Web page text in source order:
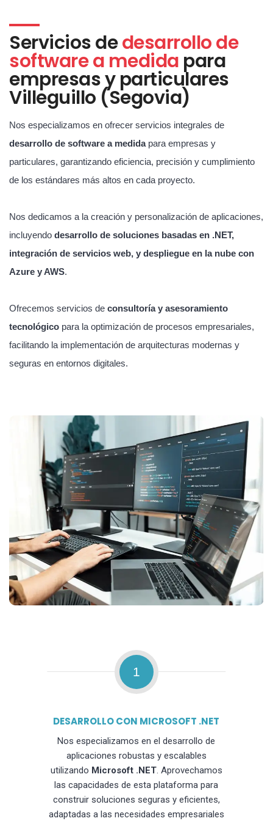
Servicios dedesarrollo de
software a medida para
empresas y particulares
Villeguillo (Segovia)
Nos especializamos en ofrecer servicios integrales de
desarrollo de software a medidapara empresas y
particulares, garantizando eficiencia, precisión y cumplimiento
de los estándares más altos en cada proyecto.
Nos dedicamos a la creación y personalización de aplicaciones,
incluyendo desarrollo de soluciones basadas en .NET,
integración de servicios web, y despliegue en la nube con
Azure y AWS.
Ofrecemos servicios de consultoría y asesoramiento
tecnológico para la optimización de procesos empresariales,
facilitando la implementación de arquitecturas modernas y
seguras en entornos digitales.
1
DESARROLLO CON MICROSOFT .NET
Nos especializamos en el desarrollo de
aplicaciones robustas y escalables
utilizando Microsoft .NET. Aprovechamos
las capacidades de esta plataforma para
construir soluciones seguras y eficientes,
adaptadas a las necesidades empresariales